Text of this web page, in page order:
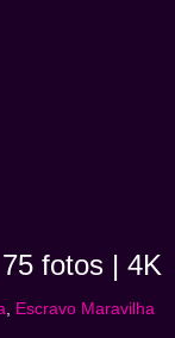
fotos | 4K
Escravo Maravilha